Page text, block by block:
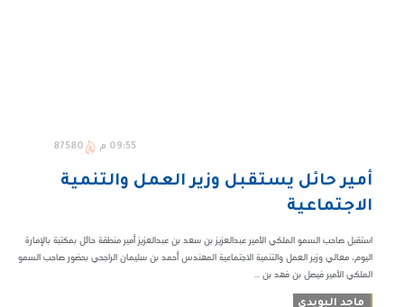
09:55 م 87580
أمير حائل يستقبل وزير العمل والتنمية
الاجتماعية
استقبل صاحب السمو الملكي الأمير عبدالعزيز بن سعد بن عبدالعزيز أمير منطقة حائل بمكتبة بالإمارة
اليوم، معالي وزير العمل والتنمية الاجتماعية المهندس أحمد بن سليمان الراجحي بحضور صاحب السمو
الملكي الأمير فيصل بن فهد بن ...
ماجد البويدي